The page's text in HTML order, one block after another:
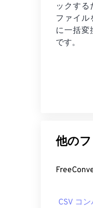
ックする
ファイル
に一括変
です。
他の
CSV コ